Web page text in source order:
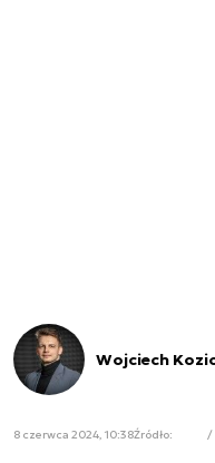
Wojciech
8 czerwca 2024, 10:38Źródło: /